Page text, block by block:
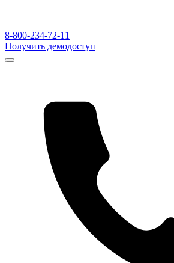
8-800-234-72-11
Получить демодоступ